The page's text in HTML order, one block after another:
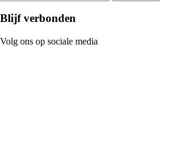
Blijf verbonden
Volg ons op sociale media